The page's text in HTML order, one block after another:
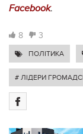
Facebook.
8 3
ПОЛІТИКА
# ЛІДЕРИ